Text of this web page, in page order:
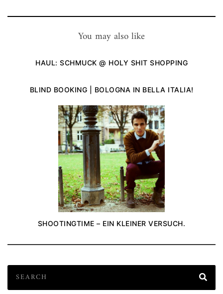
You may also like
HAUL: SCHMUCK @ HOLY SHIT SHOPPING
BLIND BOOKING | BOLOGNA IN BELLA ITALIA!
SHOOTINGTIME – EIN KLEINER VERSUCH.